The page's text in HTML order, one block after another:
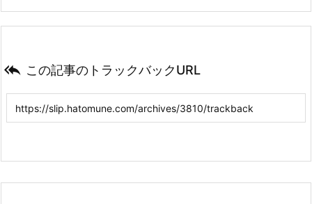
 この記事のトラックバックURL